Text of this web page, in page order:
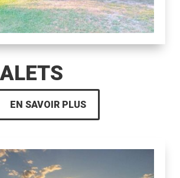
EN SAVOIR PLUS